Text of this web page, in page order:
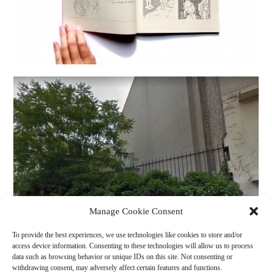
Manage Cookie Consent
To provide the best experiences, we use technologies like cookies to store and/or
access device information. Consenting to these technologies will allow us to process
data such as browsing behavior or unique IDs on this site. Not consenting or
withdrawing consent, may adversely affect certain features and functions.